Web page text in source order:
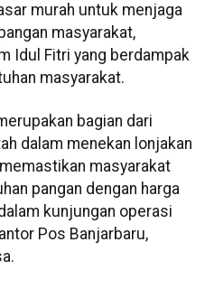
murah untuk menjaga
masyarakat,
Idul Fitri yang berdampak
masyarakat.
bagian dari
dalam menekan lonjakan
masyarakat
pangan dengan harga
kunjungan operasi
Pos Banjarbaru,